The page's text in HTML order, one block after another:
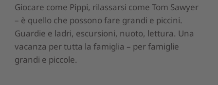
Giocare come Pippi, rilassarsi come Tom Sawyer
– è quello che possono fare grandi e piccini.
Guardie e ladri, escursioni, nuoto, lettura. Una
vacanza per tutta la famiglia – per famiglie
grandi e piccole.